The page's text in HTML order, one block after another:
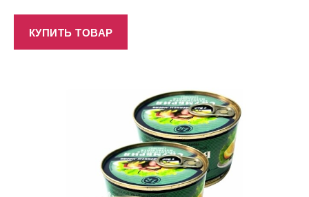
КУПИТЬ ТОВАР